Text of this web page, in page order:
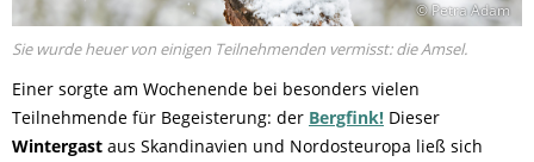
© Petra Adam
Sie wurde heuer von einigen Teilnehmenden vermisst: die Amsel.
Einer sorgte am Wochenende bei besonders vielen
Teilnehmende für Begeisterung: der Bergfink! Dieser
Wintergast aus Skandinavien und Nordosteuropa ließ sich